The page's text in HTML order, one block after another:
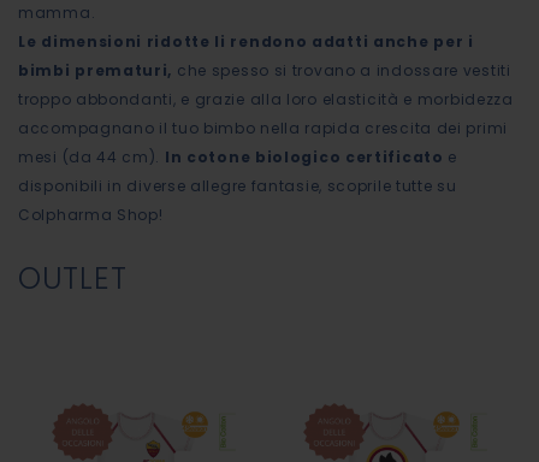
mamma.
Le dimensioni ridotte li rendono adatti anche per i
bimbi prematuri, che spesso si trovano a indossare vestiti
troppo abbondanti, e grazie alla loro elasticità e morbidezza
accompagnano il tuo bimbo nella rapida crescita dei primi
mesi (da 44 cm). In cotone biologico certificato e
disponibili in diverse allegre fantasie, scoprile tutte su
Colpharma Shop!
OUTLET